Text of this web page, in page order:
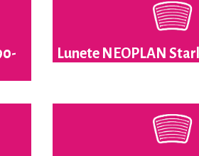
Lunete NEOPLAN